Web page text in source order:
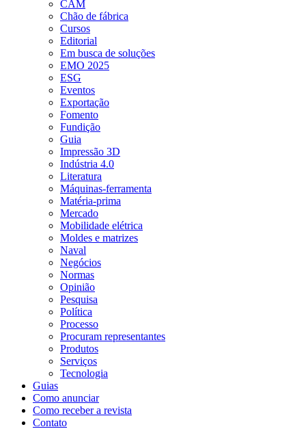
CAM
Chão de fábrica
Cursos
Editorial
Em busca de soluções
EMO 2025
ESG
Eventos
Exportação
Fomento
Fundição
Guia
Impressão 3D
Indústria 4.0
Literatura
Máquinas-ferramenta
Matéria-prima
Mercado
Mobilidade elétrica
Moldes e matrizes
Naval
Negócios
Normas
Opinião
Pesquisa
Política
Processo
Procuram representantes
Produtos
Serviços
Tecnologia
Guias
Como anunciar
Como receber a revista
Contato